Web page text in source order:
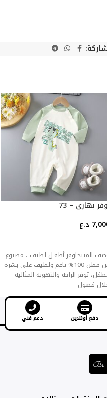
بهاري – 73
د.ع
المنتجاوفر أطفال لطيف ، مصنوع
من قطن 100% ناعم ولطيف على بشرة
توفر الراحة والتهوية المثالية
فصول
دفع أونلاين دعم فني